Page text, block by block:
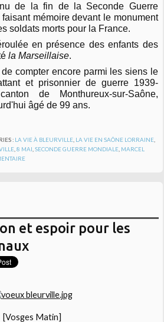
de la fin de la Seconde Guerre
mémoire devant le monument
soldats morts pour la France.
en présence des enfants des
la Marseillaise.
compter encore parmi les siens le
et prisonnier de guerre 1939-
de Monthureux-sur-Saône,
âgé de 99 ans.
: LA VIE À BLEURVILLE, LA VIE EN SAÔNE LORRAINE,
,8 MAI ,SECONDE GUERRE MONDIALE MARCEL
et espoir pour les
[Vosges Matin]